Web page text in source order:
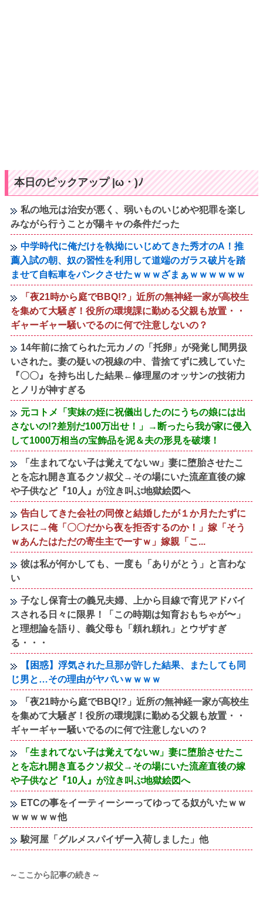
本日のピックアップ |ω・)ﾉ
私の地元は治安が悪く、弱いものいじめや犯罪を楽し
みながら行うことが陽キャの条件だった
中学時代に俺だけを執拗にいじめてきた秀才のA！推
薦入試の朝、奴の習性を利用して道端のガラス破片を踏
ませて自転車をパンクさせたｗｗｗざまぁｗｗｗｗｗｗ
「夜21時から庭でBBQ!?」近所の無神経一家が高校生
を集めて大騒ぎ！役所の環境課に勤める父親も放置・・
ギャーギャー騒いでるのに何で注意しないの？
14年前に捨てられた元カノの「托卵」が発覚し間男扱
いされた。妻の疑いの視線の中、昔捨てずに残していた
『〇〇』を持ち出した結果←修理屋のオッサンの技術力
とノリが神すぎる
元コトメ「実妹の姪に祝儀出したのにうちの娘には出
さないの!?差別だ100万出せ！」→断ったら我が家に侵入
して1000万相当の宝飾品を泥＆夫の形見を破壊！
「生まれてない子は覚えてないw」妻に堕胎させたこ
とを忘れ開き直るクソ叔父→その場にいた流産直後の嫁
や子供など『10人』が泣き叫ぶ地獄絵図へ
告白してきた会社の同僚と結婚したが１か月たたずに
レスに→俺「〇〇だから夜を拒否するのか！」嫁「そう
ｗあんたはただの寄生主でーすｗ」嫁親「こ...
彼は私が何かしても、一度も「ありがとう」と言わな
い
子なし保育士の義兄夫婦、上から目線で育児アドバイ
スされる日々に限界！「この時期は知育おもちゃが〜」
と理想論を語り、義父母も「頼れ頼れ」とウザすぎ
る・・・
【困惑】浮気された旦那が許した結果、またしても同
じ男と…その理由がヤバいｗｗｗｗ
「夜21時から庭でBBQ!?」近所の無神経一家が高校生
を集めて大騒ぎ！役所の環境課に勤める父親も放置・・
ギャーギャー騒いでるのに何で注意しないの？
「生まれてない子は覚えてないw」妻に堕胎させたこ
とを忘れ開き直るクソ叔父→その場にいた流産直後の嫁
や子供など『10人』が泣き叫ぶ地獄絵図へ
ETCの事をイーティーシーってゆってる奴がいたｗｗ
ｗｗｗｗｗ他
駿河屋「グルメスパイザー入荷しました」他
～ここから記事の続き～